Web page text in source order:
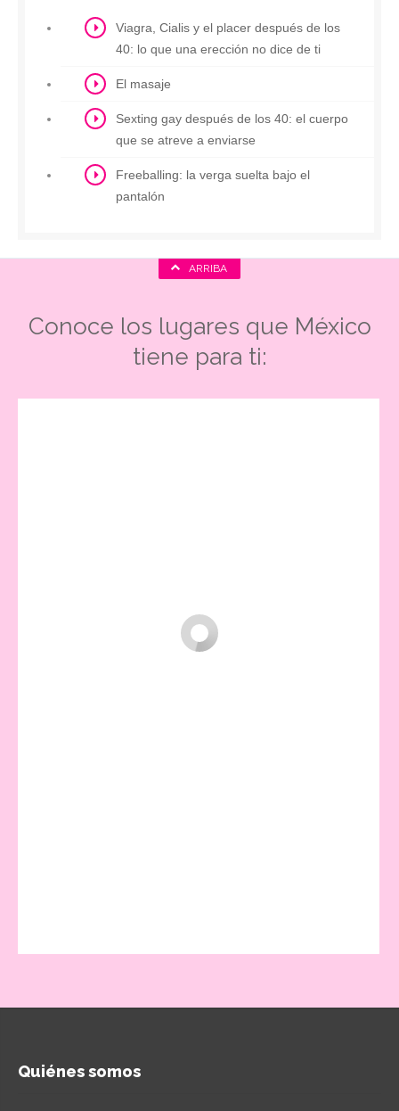
Viagra, Cialis y el placer después de los
40: lo que una erección no dice de ti
El masaje
Sexting gay después de los 40: el cuerpo
que se atreve a enviarse
Freeballing: la verga suelta bajo el
pantalón
ARRIBA
Conoce los lugares que México
tiene para ti:
Quiénes somos